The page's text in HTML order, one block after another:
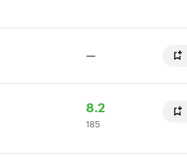
—
Рейтинг
Кинопоиска
8.2
185
оценок
185